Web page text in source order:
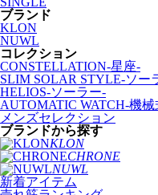
ブランド
KLON
NUWL
コレクション
CONSTELLATION-星座-
SLIM SOLAR STYLE-ソー
HELIOS-ソーラー-
AUTOMATIC WATCH-機械
メンズセレクション
ブランドから探す
KLON
CHRONE
NUWL
新着アイテム